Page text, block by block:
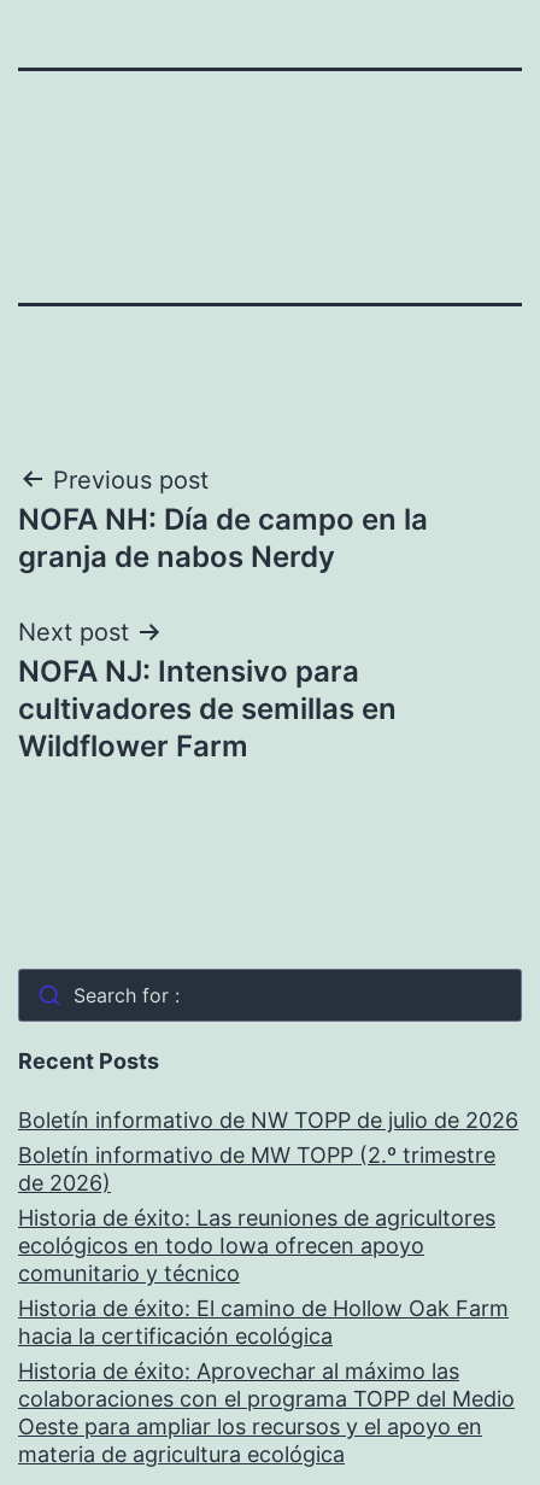
Navegación
de
Previous post
NOFA NH: Día de campo en la
granja de nabos Nerdy
Next post
NOFA NJ: Intensivo para
cultivadores de semillas en
Wildflower Farm
Search for :
Recent Posts
Boletín informativo de NW TOPP de julio de 2026
Boletín informativo de MW TOPP (2.º trimestre
de 2026)
Historia de éxito: Las reuniones de agricultores
ecológicos en todo Iowa ofrecen apoyo
comunitario y técnico
Historia de éxito: El camino de Hollow Oak Farm
hacia la certificación ecológica
Historia de éxito: Aprovechar al máximo las
colaboraciones con el programa TOPP del Medio
Oeste para ampliar los recursos y el apoyo en
materia de agricultura ecológica